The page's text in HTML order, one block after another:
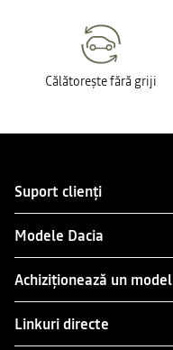
Călătorește fără griji
Suport clienți
Modele Dacia
Achiziționează un model
Linkuri directe